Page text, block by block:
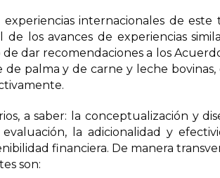
internacionales de este
los avances de experiencias
dar recomendaciones a los
de palma y de carne y leche bovinas,
a saber: la conceptualización y
la adicionalidad y
financiera. De manera
son: